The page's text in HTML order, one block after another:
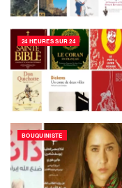
24 HEURES SUR 24
BOUQUINISTE